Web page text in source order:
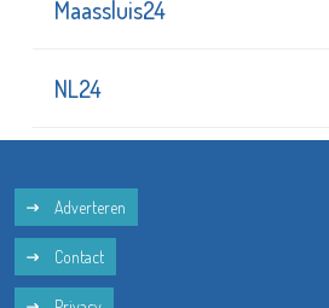
Adverteren
Contact